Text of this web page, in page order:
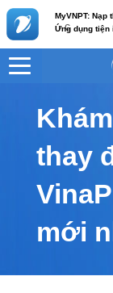
MyVNPT: Nạp
Ứng dụng
c
VNPT
thay
mới